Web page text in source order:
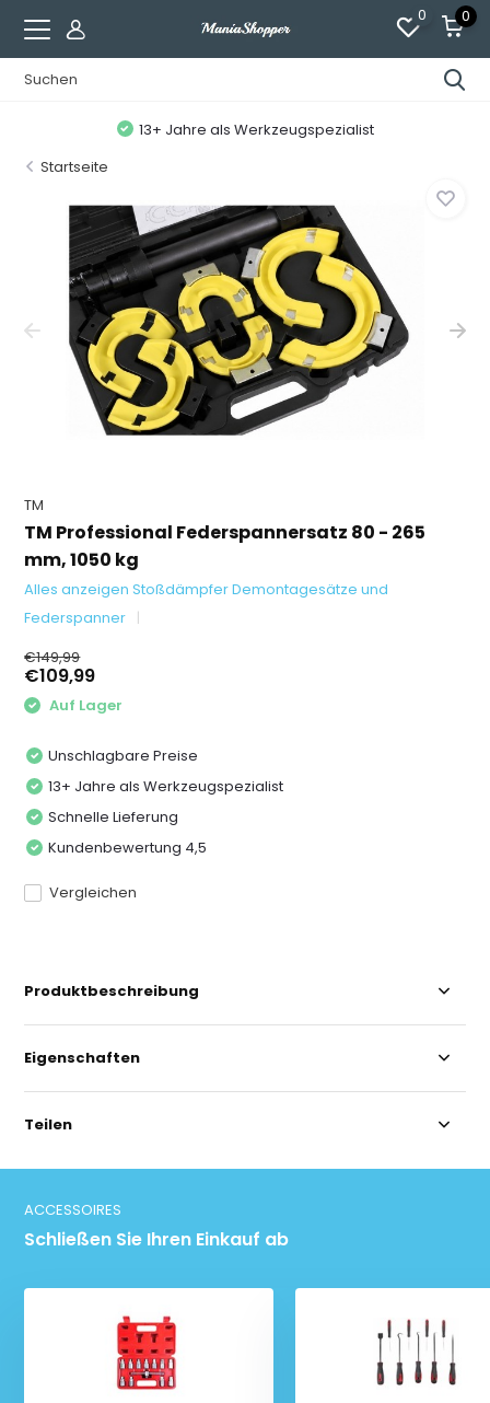
0 0
13+ Jahre als Werkzeugspezialist
Startseite
TM
TM Professional Federspannersatz 80 - 265
mm, 1050 kg
Alles anzeigen Stoßdämpfer Demontagesätze und
Federspanner
€149,99
€109,99
Auf Lager
Unschlagbare Preise
13+ Jahre als Werkzeugspezialist
Schnelle Lieferung
Kundenbewertung 4,5
Vergleichen
Produktbeschreibung
Eigenschaften
Teilen
ACCESSOIRES
Schließen Sie Ihren Einkauf ab